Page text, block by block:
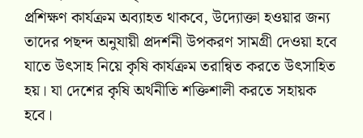
প্রশিক্ষণ কার্যক্রম অব্যাহত থাকবে, উদ্যোক্তা হওয়ার জন্য
তাদের পছন্দ অনুযায়ী প্রদর্শনী উপকরণ সামগ্রী দেওয়া হবে
যাতে উৎসাহ নিয়ে কৃষি কার্যক্রম তরান্বিত করতে উৎসাহিত
হয়। যা দেশের কৃষি অর্থনীতি শক্তিশালী করতে সহায়ক
হবে।